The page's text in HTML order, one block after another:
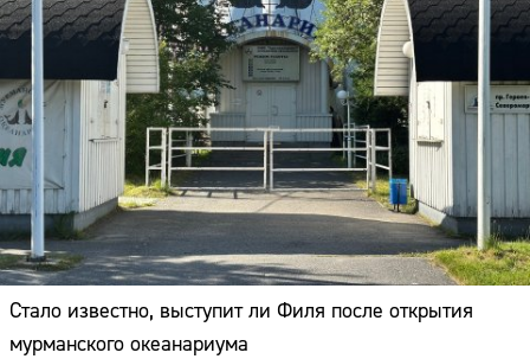
Стало известно, выступит ли Филя после открытия
мурманского океанариума